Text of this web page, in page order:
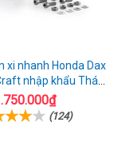
xi nhanh Honda Dax
nhập khẩu Thái
Lan
(124)